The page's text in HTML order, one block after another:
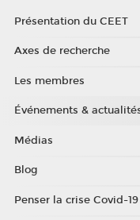
Présentation du CEET
Axes de recherche
Les membres
Événements &
Médias
Blog
Penser la crise Covid-19